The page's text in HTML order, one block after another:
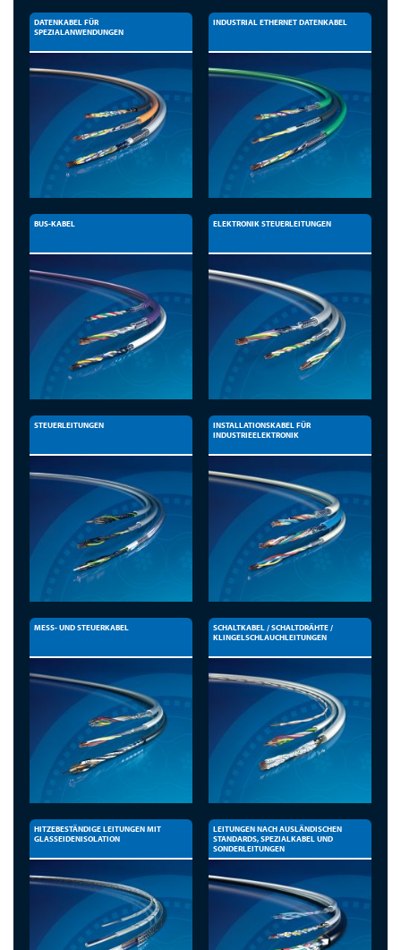
DATENKABEL FÜR
SPEZIALANWENDUNGEN
INDUSTRIAL ETHERNET DATENKABEL
BUS-KABEL ELEKTRONIK STEUERLEITUNGEN
STEUERLEITUNGEN
INSTALLATIONSKABEL FÜR
INDUSTRIEELEKTRONIK
MESS- UND STEUERKABEL
SCHALTKABEL / SCHALTDRÄHTE /
KLINGELSCHLAUCHLEITUNGEN
HITZEBESTÄNDIGE LEITUNGEN MIT
GLASSEIDENISOLATION
LEITUNGEN NACH AUSLÄNDISCHEN
STANDARDS, SPEZIALKABEL UND
SONDERLEITUNGEN